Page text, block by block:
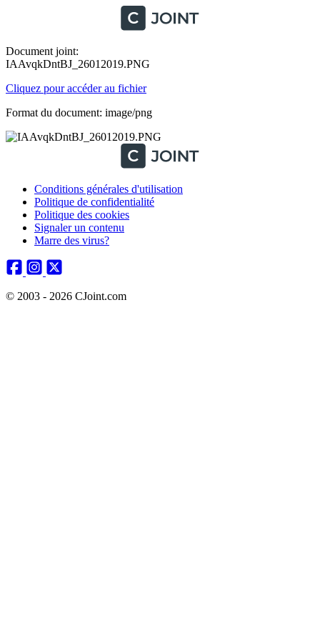
Document joint:
IAAvqkDntBJ_26012019.PNG
Cliquez pour accéder au fichier
Format du document: image/png
Conditions générales d'utilisation
Politique de confidentialité
Politique des cookies
Signaler un contenu
Marre des virus?
© 2003 - 2026 CJoint.com